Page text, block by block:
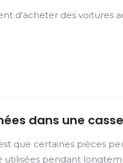
d'acheter des voitures
dans une
que certaines pièces
pendant